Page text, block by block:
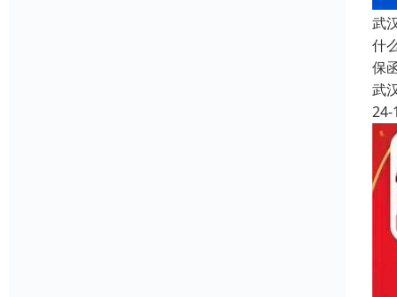
武
什
保
武
24-